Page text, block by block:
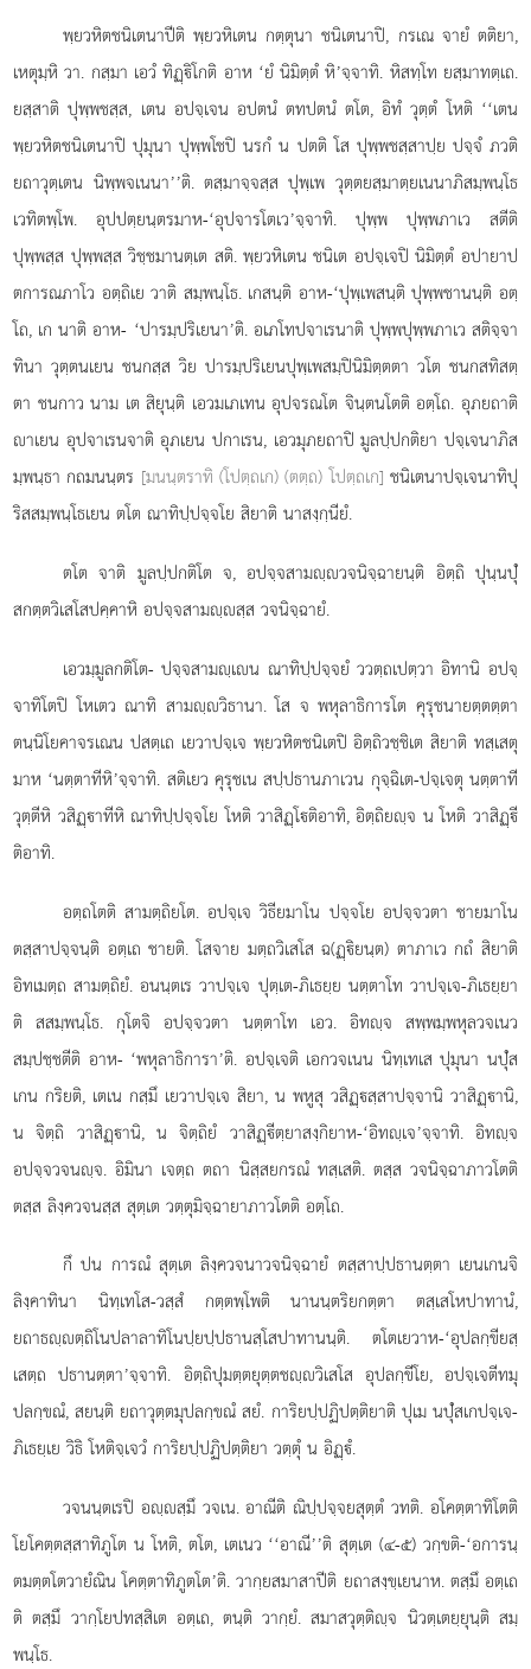
พฺยวหิตชนิเตนาปีติ พฺยวหิเตน กตฺตุนา ชนิเตนาปิ, กรเณ จายํ ตติยา,
เหตุมฺหิ วา. กสฺมา เอวํ ทิฏฺิโกติ อาห ‘ยํ นิมิตฺตํ หิ’จฺจาทิ. หิสทฺโท ยสฺมาทตฺเถ.
ยสฺสาติ ปุพฺพชสฺส, เตน อปจฺเจน อปตนํ ตทปตนํ ตโต, อิทํ วุตฺตํ โหติ ‘‘เตน
พฺยวหิตชนิเตนาปิ ปุมุนา ปุพฺพโชปิ นรกํ น ปตติ โส ปุพฺพชสฺสาปฺย ปจฺจํ ภวติ
ยถาวุตฺเตน นิพฺพจเนนา’’ติ. ตสฺมาจฺจสฺส ปุพฺเพ วุตฺตยสฺมาตฺยเนนาภิสมฺพนฺโธ
เวทิตพฺโพ. อุปปตฺยนฺตรมาห-‘อุปจารโตเว’จฺจาทิ. ปุพฺพ ปุพฺพภาเว สตีติ
ปุพฺพสฺส ปุพฺพสฺส วิชฺชมานตฺเต สติ. พฺยวหิเตน ชนิเต อปจฺเจปิ นิมิตฺตํ อปายาป
ตการณภาโว อตฺถิเย วาติ สมฺพนฺโธ. เกสนฺติ อาห-‘ปุพฺเพสนฺติ ปุพฺพชานนฺติ อตฺ
โถ, เก นาติ อาห- ‘ปารมฺปริเยนา’ติ. อเภโทปจาเรนาติ ปุพฺพปุพฺพภาเว สติจฺจา
ทินา วุตฺตนเยน ชนกสฺส วิย ปารมฺปริเยนปุพฺเพสมฺปินิมิตฺตตา วโต ชนกสทิสตฺ
ตา ชนกาว นาม เต สิยุนฺติ เอวมเภเทน อุปจรณโต จินฺตนโตติ อตฺโถ. อุภยถาติ
าเยน อุปจาเรนจาติ อุภเยน ปกาเรน, เอวมุภยถาปิ มูลปฺปกติยา ปจฺเจนาภิส
มฺพนฺธา กถมนนฺตร [มนนฺตราทิ (โปตฺถเก) (ตตฺถ) โปตฺถเก] ชนิเตนาปจฺเจนาทิปุ
ริสสมฺพนฺโธเยน ตโต ณาทิปฺปจฺจโย สิยาติ นาสงฺกฺนียํ.
ตโต จาติ มูลปฺปกติโต จ, อปจฺจสามฺวจนิจฺฉายนฺติ อิตฺถิ ปุนฺนปุํ
สกตฺตวิเสโสปคฺคาหิ อปจฺจสามฺสฺส วจนิจฺฉายํ.
เอวมฺมูลกติโต- ปจฺจสามฺเน ณาทิปฺปจฺจยํ ววตฺถเปตฺวา อิทานิ อปจฺ
จาทิโตปิ โหเตว ณาทิ สามฺวิธานา. โส จ พหุลาธิการโต คุรุชนายตฺตตฺตา
ตนฺนิโยคาจรเณน ปสตฺเถ เยวาปจฺเจ พฺยวหิตชนิเตปิ อิตฺถิวชฺชิเต สิยาติ ทสฺเสตุ
มาห ‘นตฺตาทีหิ’จฺจาทิ. สติเยว คุรุชเน สปฺปธานภาเวน กุจฺฉิเต-ปจฺเจตุ นตฺตาที
วุตฺตีหิ วสิฏฺาทีหิ ณาทิปฺปจฺจโย โหติ วาสิฏฺโติอาทิ, อิตฺถิยฺจ น โหติ วาสิฏฺี
ติอาทิ.
อตฺถโตติ สามตฺถิยโต. อปจฺเจ วิธียมาโน ปจฺจโย อปจฺจวตา ชายมาโน
ตสฺสาปจฺจนฺติ อตฺเถ ชายติ. โสจาย มตฺถวิเสโส ฉ(ฏฺิยนฺต) ตาภาเว กถํ สิยาติ
อิทเมตฺถ สามตฺถิยํ. อนนฺตเร วาปจฺเจ ปุตฺเต-ภิเธยฺย นตฺตาโท วาปจฺเจ-ภิเธยฺยา
ติ สสมฺพนฺโธ. กุโตจิ อปจฺจวตา นตฺตาโท เอว. อิทฺจ สพฺพมฺพหุลวจเนว
สมฺปชฺชตีติ อาห- ‘พหุลาธิการา’ติ. อปจฺเจติ เอกวจเนน นิทฺเทเส ปุมุนา นปุํส
เกน กริยติ, เตเน กสฺมึ เยวาปจฺเจ สิยา, น พหูสุ วสิฏฺสฺสาปจฺจานิ วาสิฏฺานิ,
น จิตฺถิ วาสิฏฺานิ, น จิตฺถิยํ วาสิฏฺีตฺยาสงฺกิยาห-‘อิทฺเจ’จฺจาทิ. อิทฺจ
อปจฺจวจนฺจ. อิมินา เจตฺถ ตถา นิสฺสยกรณํ ทสฺเสติ. ตสฺส วจนิจฺฉาภาวโตติ
ตสฺส ลิงฺควจนสฺส สุตฺเต วตฺตุมิจฺฉายาภาวโตติ อตฺโถ.
กึ ปน การณํ สุตฺเต ลิงฺควจนาวจนิจฺฉายํ ตสฺสาปฺปธานตฺตา เยนเกนจิ
ลิงฺคาทินา นิทฺเทโส-วสฺสํ กตฺตพฺโพติ นานนฺตริยกตฺตา ตสฺเสโหปาทานํ,
ยถาธฺตฺถิโนปลาลาทิโนปฺยปฺปธานสฺโสปาทานนฺติ. ตโตเยวาห-‘อุปลกฺขียสฺ
เสตฺถ ปธานตฺตา’จฺจาทิ. อิตฺถิปุมตฺตยุตฺตชฺวิเสโส อุปลกฺขีโย, อปจฺเจตีทมุ
ปลกฺขณํ, สยนฺติ ยถาวุตฺตมุปลกฺขณํ สยํ. การิยปฺปฏิปตฺติยาติ ปุเม นปุํสเกปจฺเจ-
ภิเธยฺเย วิธิ โหติจฺเจวํ การิยปฺปฏิปตฺติยา วตฺตุํ น อิฏฺํ.
วจนนฺตเรปิ อฺสฺมึ วจเน. อาณีติ ณิปฺปจฺจยสุตฺตํ วทติ. อโคตฺตาทิโตติ
โยโคตฺตสฺสาทิภูโต น โหติ, ตโต, เตเนว ‘‘อาณี’’ติ สุตฺเต (๔-๕) วกฺขติ-‘อการนฺ
ตมตฺตโตวายํณิน โคตฺตาทิภูตโต’ติ. วากฺยสมาสาปีติ ยถาสงฺขฺเยนาห. ตสฺมึ อตฺเถ
ติ ตสฺมึ วากฺโยปทสฺสิเต อตฺเถ, ตนฺติ วากฺยํ. สมาสวุตฺติฺจ นิวตฺเตยฺยุนฺติ สมฺ
พนฺโธ.